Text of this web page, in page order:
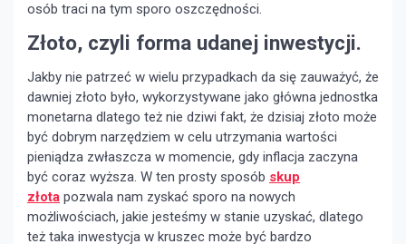
osób traci na tym sporo oszczędności.
Złoto, czyli forma udanej inwestycji.
Jakby nie patrzeć w wielu przypadkach da się zauważyć, że
dawniej złoto było, wykorzystywane jako główna jednostka
monetarna dlatego też nie dziwi fakt, że dzisiaj złoto może
być dobrym narzędziem w celu utrzymania wartości
pieniądza zwłaszcza w momencie, gdy inflacja zaczyna
być coraz wyższa. W ten prosty sposób skup
złota pozwala nam zyskać sporo na nowych
możliwościach, jakie jesteśmy w stanie uzyskać, dlatego
też taka inwestycja w kruszec może być bardzo